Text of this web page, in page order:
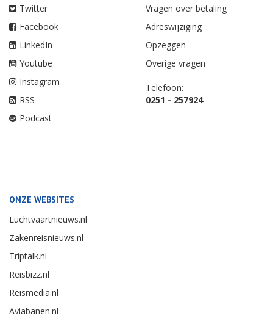
Twitter
Facebook
LinkedIn
Youtube
Instagram
RSS
Podcast
Vragen over betaling
Adreswijziging
Opzeggen
Overige vragen
Telefoon:
0251 - 257924
ONZE WEBSITES
Luchtvaartnieuws.nl
Zakenreisnieuws.nl
Triptalk.nl
Reisbizz.nl
Reismedia.nl
Aviabanen.nl